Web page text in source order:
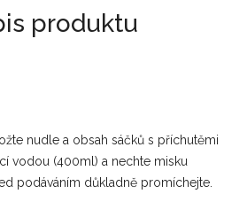
produktu
nudle a obsah sáčků s příchutěmi
vodou (400ml) a nechte misku
podáváním důkladně promíchejte.